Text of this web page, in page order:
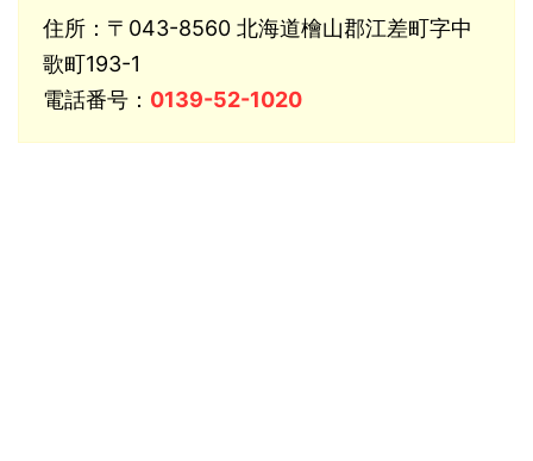
住所：〒043-8560 北海道檜山郡江差町字中
歌町193-1
電話番号： 0139-52-1020